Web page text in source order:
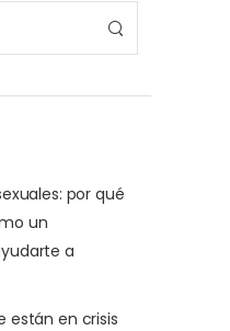
por qué
un
a
están en crisis